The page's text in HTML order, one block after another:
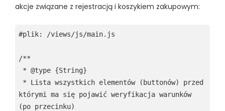
akcje związane z rejestracją i koszykiem zakupowym:
#plik: /views/js/main.js
/**
którymi ma się pojawić weryfikacja warunków
(po przecinku)